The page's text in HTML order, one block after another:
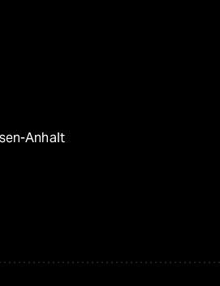
Anhalt